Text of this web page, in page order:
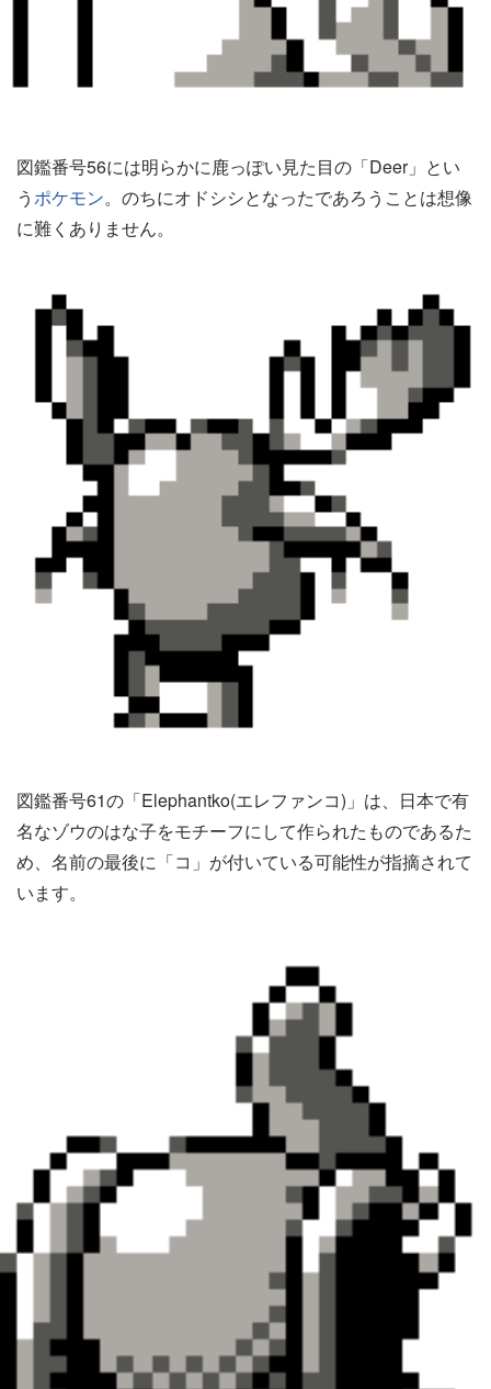
図鑑番号56には明らかに鹿っぽい見た目の「Deer」とい
う ポケモン。のちにオドシシとなったであろうことは想像
に難くありません。
図鑑番号61の「Elephantko(エレファンコ)」は、日本で有
名なゾウのはな子をモチーフにして作られたものであるた
め、名前の最後に「コ」が付いている可能性が指摘されて
います。